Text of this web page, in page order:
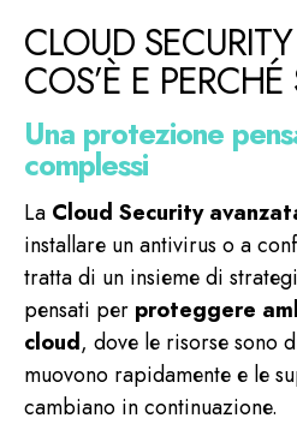
CLOUD
COS’È E PERCHÉ
Una protezione
complessi
La Cloud Security
installare un antivirus o a
tratta di un insieme di
pensati per proteggere
cloud, dove le risorse sono
muovono rapidamente e le
cambiano in continuazione.